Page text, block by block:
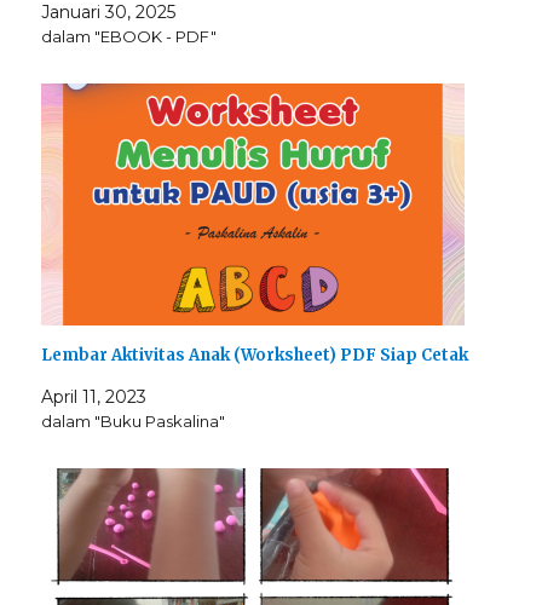
Januari 30, 2025
dalam "EBOOK - PDF"
Lembar Aktivitas Anak (Worksheet) PDF Siap Cetak
April 11, 2023
dalam "Buku Paskalina"